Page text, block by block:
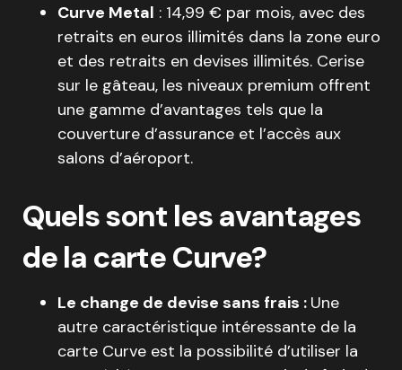
Curve Metal : 14,99 € par mois, avec des
retraits en euros illimités dans la zone euro
et des retraits en devises illimités. Cerise
sur le gâteau, les niveaux premium offrent
une gamme d’avantages tels que la
couverture d’assurance et l’accès aux
salons d’aéroport.
Quels sont les avantages
de la carte Curve?
Le change de devise sans frais : Une
autre caractéristique intéressante de la
carte Curve est la possibilité d’utiliser la